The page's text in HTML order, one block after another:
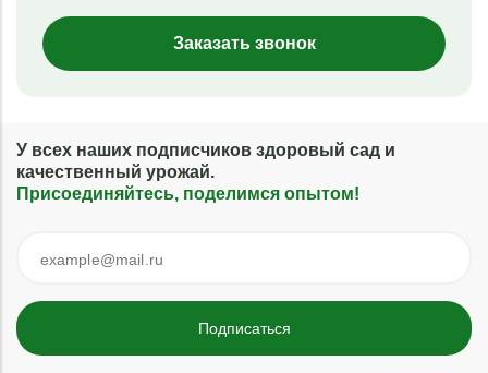
Заказать звонок
У всех наших подписчиков здоровый сад и
качественный урожай.
Присоединяйтесь, поделимся опытом!